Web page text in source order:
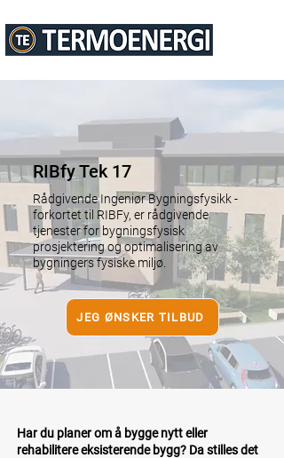
RIBfy Tek 17
Rådgivende Ingeniør Bygningsfysikk -
forkortet til RIBFy, er rådgivende
tjenester for bygningsfysisk
prosjektering og optimalisering av
bygningers fysiske miljø.
JEG ØNSKER TILBUD
​Har du planer om å bygge nytt eller
rehabilitere eksisterende bygg? Da stilles det